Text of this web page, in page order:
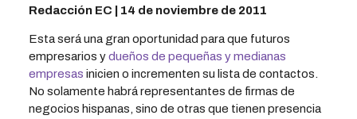
Redacción EC | 14 de noviembre de 2011
Esta será una gran oportunidad para que futuros
empresarios ydueños de pequeñas y medianas
empresas inicien o incrementen su lista de contactos.
No solamente habrá representantes de firmas de
negocios hispanas, sino de otras que tienen presencia